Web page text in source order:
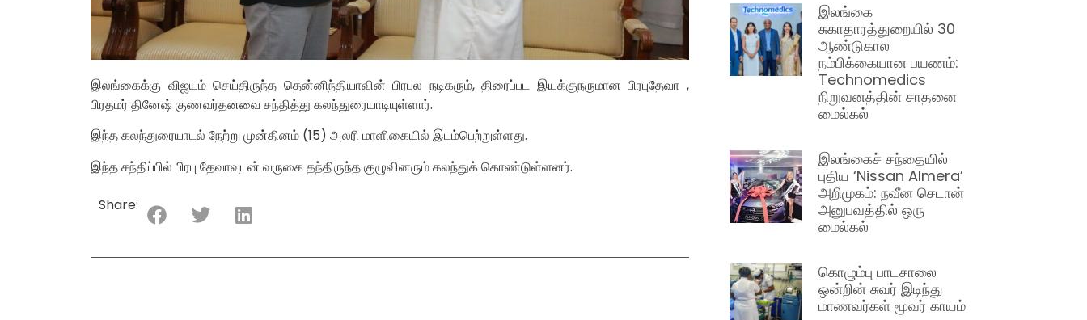
இலங்கைக்கு விஜயம் செய்திருந்த தென்னிந்தியாவின் பிரபல நடிகரும், திரைப்பட இயக்குநருமான பிரபுதேவா ,
பிரதமர் தினேஷ் குணவர்தனவை சந்தித்து கலந்துரையாடியுள்ளார்.
இந்த கலந்துரையாடல் நேற்று முன்தினம் (15) அலரி மாளிகையில் இடம்பெற்றுள்ளது.
இந்த சந்திப்பில் பிரபு தேவாவுடன் வருகை தந்திருந்த குழுவினரும் கலந்துக் கொண்டுள்ளனர்.
Share:
இலங்கை
சுகாதாரத்துறையில் 30
ஆண்டுகால
நம்பிக்கையான பயணம்:
Technomedics
நிறுவனத்தின் சாதனை
மைல்கல்
இலங்கைச் சந்தையில்
புதிய ‘Nissan Almera’
அறிமுகம்: நவீன செடான்
அனுபவத்தில் ஒரு
மைல்கல்
கொழும்பு பாடசாலை
ஒன்றின் சுவர் இடிந்து
மாணவர்கள் மூவர் காயம்